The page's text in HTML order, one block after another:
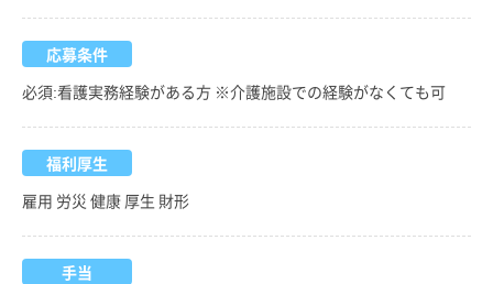
応募条件
必須:看護実務経験がある方 ※介護施設での経験がなくても可
福利厚生
雇用 労災 健康 厚生 財形
手当